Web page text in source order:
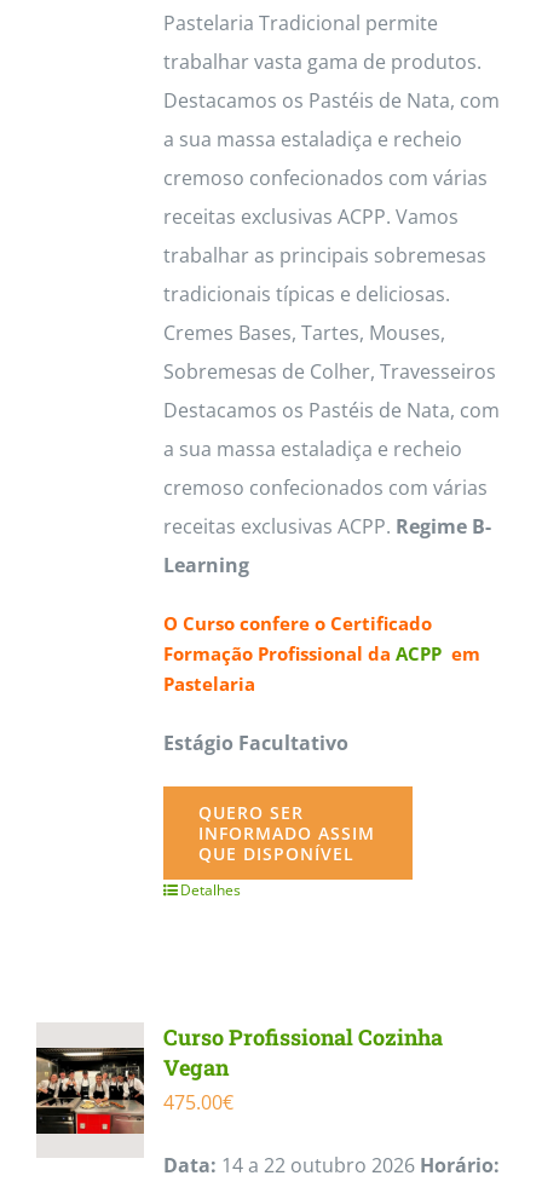
on
the
product
page
Pastelaria Tradicional permite
trabalhar vasta gama de produtos.
Destacamos os Pastéis de Nata, com
a sua massa estaladiça e recheio
cremoso confecionados com várias
receitas exclusivas ACPP. Vamos
trabalhar as principais sobremesas
tradicionais típicas e deliciosas.
Cremes Bases, Tartes, Mouses,
Sobremesas de Colher, Travesseiros
Destacamos os Pastéis de Nata, com
a sua massa estaladiça e recheio
cremoso confecionados com várias
receitas exclusivas ACPP. Regime B-
Learning
O Curso confere o Certificado
Formação Profissional da ACPPem
Pastelaria
Estágio Facultativo
QUERO SER
INFORMADO ASSIM
QUE DISPONÍVEL
Detalhes
Curso Profissional Cozinha
Vegan
475.00€
Data: 14 a 22 outubro 2026 Horário: